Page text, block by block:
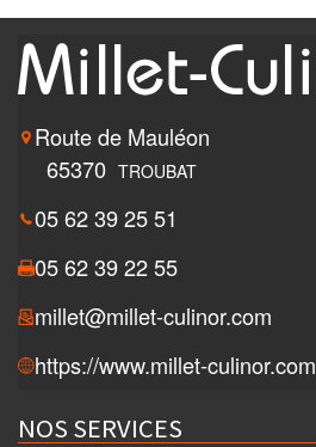
Route de Mauléon
65370 TROUBAT
05 62 39 25 51
05 62 39 22 55
millet@millet-culinor.com
https://www.millet-culinor.com
NOS SERVICES